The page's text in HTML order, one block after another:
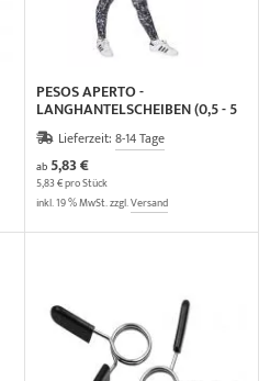
PESOS APERTO -
LANGHANTELSCHEIBEN (0,5 - 5
KG) Lieferzeit: 8-14 Tage
ab 5,83 €
5,83 € pro Stück
inkl. 19 % MwSt. zzgl.Versand